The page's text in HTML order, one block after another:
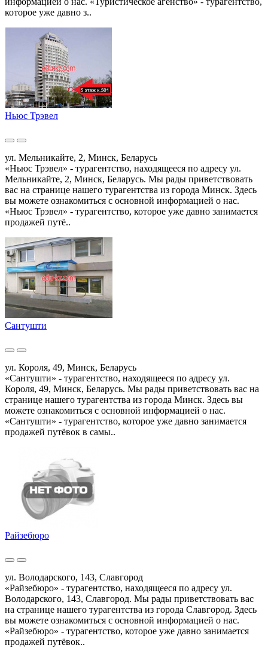
которое уже давно з..
Ньюс Трэвел
ул. Мельникайте, 2, Минск, Беларусь
«Ньюс Трэвел» - турагентство, находящееся по адресу ул.
Мельникайте, 2, Минск, Беларусь. Мы рады приветствовать
вас на странице нашего турагентства из города Минск. Здесь
вы можете ознакомиться с основной информацией о нас.
«Ньюс Трэвел» - турагентство, которое уже давно занимается
продажей путё..
Сантушти
ул. Короля, 49, Минск, Беларусь
«Сантушти» - турагентство, находящееся по адресу ул.
Короля, 49, Минск, Беларусь. Мы рады приветствовать вас на
странице нашего турагентства из города Минск. Здесь вы
можете ознакомиться с основной информацией о нас.
«Сантушти» - турагентство, которое уже давно занимается
продажей путёвок в самы..
Райзебюро
ул. Володарского, 143, Славгород
«Райзебюро» - турагентство, находящееся по адресу ул.
Володарского, 143, Славгород. Мы рады приветствовать вас
на странице нашего турагентства из города Славгород. Здесь
вы можете ознакомиться с основной информацией о нас.
«Райзебюро» - турагентство, которое уже давно занимается
продажей путёвок..